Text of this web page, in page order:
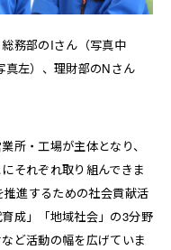
務部のIさん（写真中
真左）、理財部のNさん
所・工場が主体となり、
それぞれ取り組んできま
進するための社会貢献活
成」「地域社会」の3分野
ど活動の幅を広げていま